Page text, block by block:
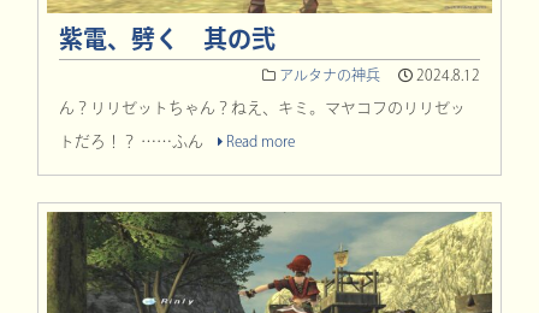
紫電、劈く 其の弐
アルタナの神兵 2024.8.12
ん？リリゼットちゃん？ねえ、キミ。マヤコフのリリゼッ
トだろ！？ ……ふん Read more